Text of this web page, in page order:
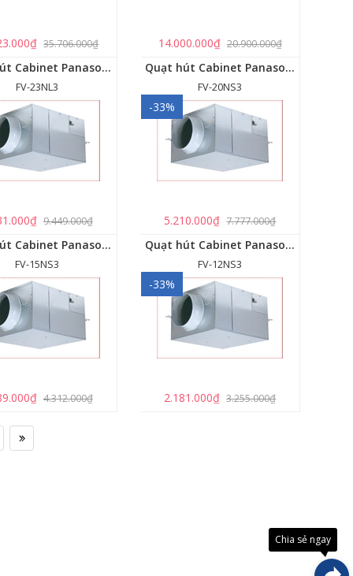
35.706.000₫ 14.000.000₫ 20.900.000₫
Quạt hút Cabinet Panasonic FV-23NL3
FV-23NL3
9.449.000₫
Quạt hút Cabinet Panasonic FV-20NS3
FV-20NS3
-33%
5.210.000₫ 7.777.000₫
Quạt hút Cabinet Panasonic FV-15NS3
FV-15NS3
4.312.000₫
Quạt hút Cabinet Panasonic FV-12NS3
FV-12NS3
-33%
2.181.000₫ 3.255.000₫
trải
phát
triển
Chia sẻ ngay